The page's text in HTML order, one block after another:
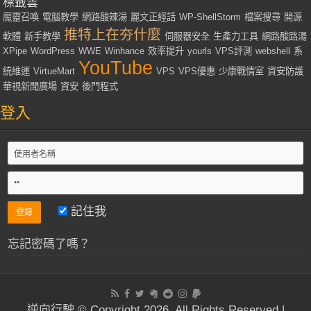
魔靈召喚 電腦教學 網路酸辣湯 麗文正經話 WP-ShellStorm 檔案搜尋 開源
軟體 新手教學 推特上在夯什麼 伺服器安全 生產力工具 網路酸路湯
XPipe WordPress WWE Winhance 效率提升 yourls VPS評測 webshell
系
統維運 VirtueMart YouTube VPS VPS優惠 少康戰情室 資安防護
華視新聞廣場 資安 後門程式
登入
記住我
忘記密碼了嗎？